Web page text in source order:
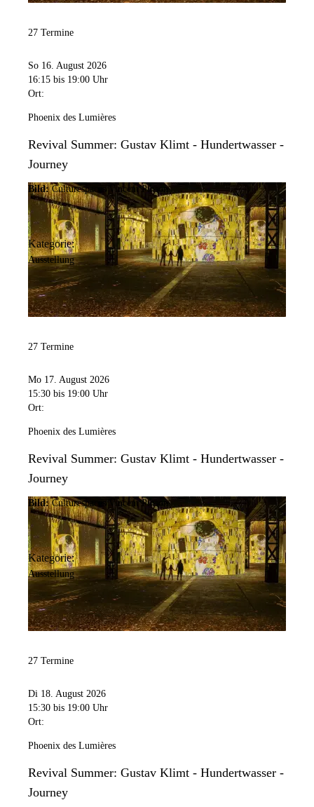
27 Termine
So 16. August 2026
16:15 bis 19:00 Uhr
Ort:
Phoenix des Lumières
Revival Summer: Gustav Klimt - Hundertwasser -
Journey
Bild: Culturespaces/Vincent Pinson
Kategorie:
Ausstellung
27 Termine
Mo 17. August 2026
15:30 bis 19:00 Uhr
Ort:
Phoenix des Lumières
Revival Summer: Gustav Klimt - Hundertwasser -
Journey
Bild: Culturespaces/Vincent Pinson
Kategorie:
Ausstellung
27 Termine
Di 18. August 2026
15:30 bis 19:00 Uhr
Ort:
Phoenix des Lumières
Revival Summer: Gustav Klimt - Hundertwasser -
Journey